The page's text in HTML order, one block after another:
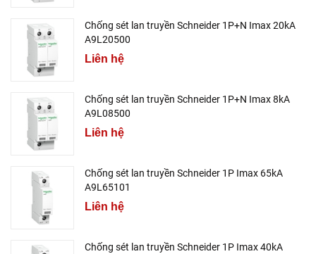
Chống sét lan truyền Schneider 1P+N Imax 20kA
A9L20500
Liên hệ
Chống sét lan truyền Schneider 1P+N Imax 8kA
A9L08500
Liên hệ
Chống sét lan truyền Schneider 1P Imax 65kA
A9L65101
Liên hệ
Chống sét lan truyền Schneider 1P Imax 40kA